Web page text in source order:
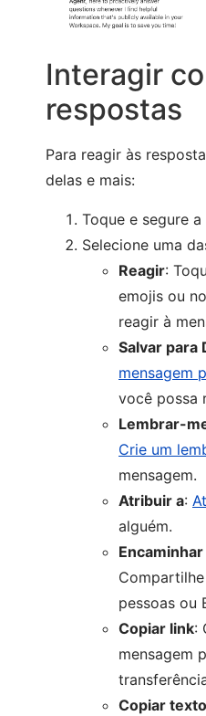
Interagir
respostas
Para reagir às
delas e mais:
Toque e segure a
Selecione uma
Reagir:
emojis ou
reagir à
Salvar para
mensagem
você possa
Lembrar-
Crie um
mensagem.
Atribuir a:
alguém.
pessoas ou
Copiar link:
mensagem
Copiar texto